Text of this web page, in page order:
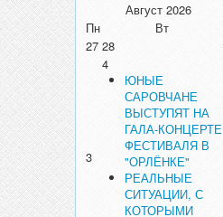
Август 2026
Пн
Вт
27 28
3
4
ЮНЫЕ
САРОВЧАНЕ
ВЫСТУПЯТ НА
ГАЛА-КОНЦЕРТЕ
ФЕСТИВАЛЯ В
"ОРЛЁНКЕ"
РЕАЛЬНЫЕ
СИТУАЦИИ, С
КОТОРЫМИ